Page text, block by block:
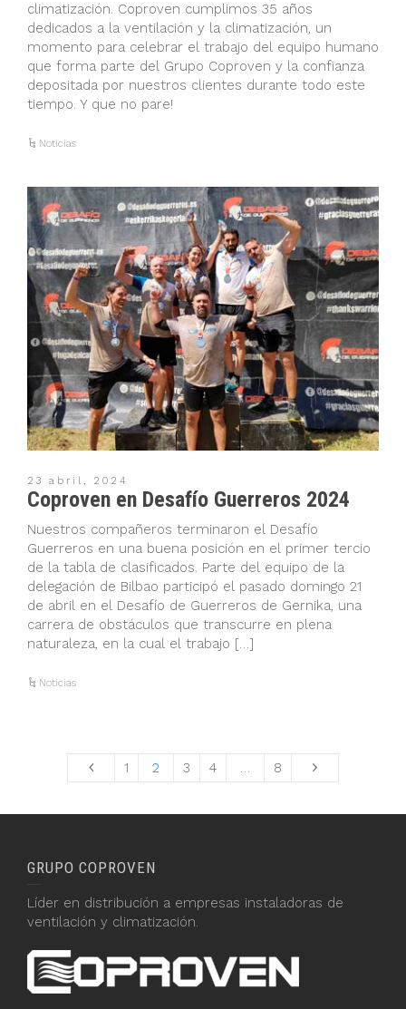
climatización. Coproven cumplimos 35 años
dedicados a la ventilación y la climatización, un
momento para celebrar el trabajo del equipo humano
que forma parte del Grupo Coproven y la confianza
depositada por nuestros clientes durante todo este
tiempo. Y que no pare!
Noticias
23 abril, 2024
Coproven en Desafío Guerreros 2024
Nuestros compañeros terminaron el Desafío
Guerreros en una buena posición en el primer tercio
de la tabla de clasificados. Parte del equipo de la
delegación de Bilbao participó el pasado domingo 21
de abril en el Desafío de Guerreros de Gernika, una
carrera de obstáculos que transcurre en plena
naturaleza, en la cual el trabajo […]
Noticias
1 2 3 4 … 8
GRUPO COPROVEN
Líder en distribución a empresas instaladoras de
ventilación y climatización.